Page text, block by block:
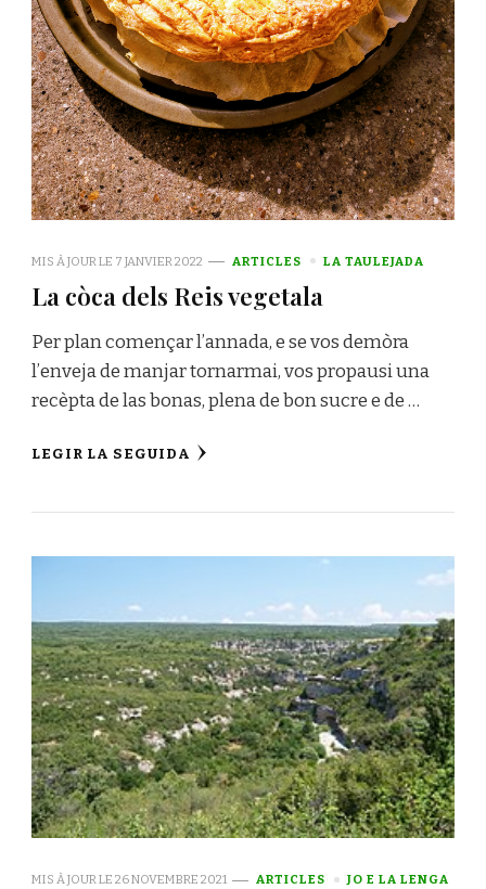
MIS À JOUR LE 7 JANVIER 2022 ARTICLES LA TAULEJADA
La còca dels Reis vegetala
Per plan començar l’annada, e se vos demòra
l’enveja de manjar tornarmai, vos propausi una
recèpta de las bonas, plena de bon sucre e de …
LEGIR LA SEGUIDA
MIS À JOUR LE 26 NOVEMBRE 2021 ARTICLES JO E LA LENGA